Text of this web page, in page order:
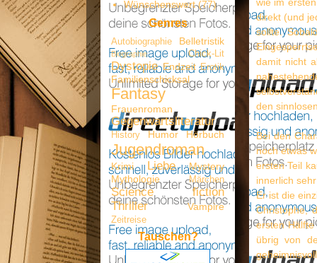
direkt (und
sollte.
damit nicht
den
Bei den
noch etwas
ersten Teil
innerlich
Er ist die
Christophe,
ersten
übrig von
Wünschenswert (77)
Genres
Autobiographie Belletristik
Biographie Chick-Lit
Dystopie Endzeit Erotik
Familienschicksal
Fantasy
Frauenroman
Gegenwartsliteratur
History Humor Hörbuch
Jugendroman
Krimi Liebe
Mystery
Mythologie
Märchen
Science fiction
Thriller
Vampire
Zeitreise
Tauschen?